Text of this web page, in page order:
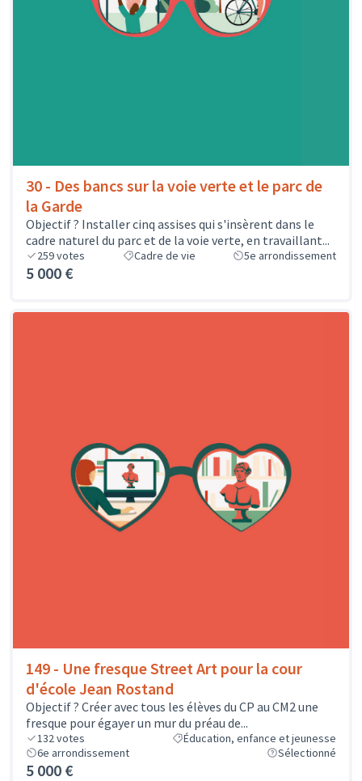
30 - Des bancs sur la voie verte et le parc de
la Garde
Objectif ? Installer cinq assises qui s'insèrent dans le
cadre naturel du parc et de la voie verte, en travaillant...
259votes Cadre de vie 5e arrondissement
5 000 €
149 - Une fresque Street Art pour la cour
d'école Jean Rostand
Objectif ? Créer avec tous les élèves du CP au CM2 une
fresque pour égayer un mur du préau de...
132votes
Éducation, enfance et jeunesse
6e arrondissement
Sélectionné
5 000 €